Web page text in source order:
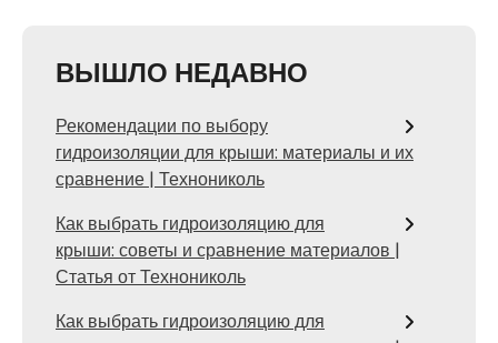
ВЫШЛО НЕДАВНО
Рекомендации по выбору
гидроизоляции для крыши: материалы и их
сравнение | Технониколь
Как выбрать гидроизоляцию для
крыши: советы и сравнение материалов |
Статья от Технониколь
Как выбрать гидроизоляцию для